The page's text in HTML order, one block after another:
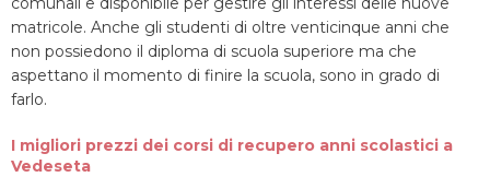
matricole. Anche gli studenti di oltre venticinque anni che
non possiedono il diploma di scuola superiore ma che
aspettano il momento di finire la scuola, sono in grado di
farlo.
I migliori prezzi dei corsi di recupero anni scolastici a
Vedeseta